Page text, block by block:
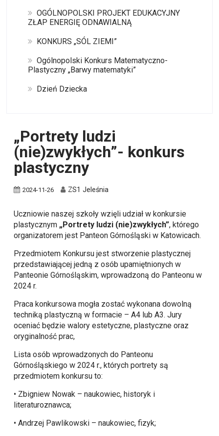
OGÓLNOPOLSKI PROJEKT EDUKACYJNY
ZŁAP ENERGIĘ ODNAWIALNĄ
KONKURS „SÓL ZIEMI”
Ogólnopolski Konkurs Matematyczno-
Plastyczny „Barwy matematyki”
Dzień Dziecka
„Portrety ludzi
(nie)zwykłych”- konkurs
plastyczny
2024-11-26 ZS1 Jeleśnia
Uczniowie naszej szkoły wzięli udział w konkursie
plastycznym „Portrety ludzi (nie)zwykłych”, którego
organizatorem jest Panteon Górnośląski w Katowicach.
Przedmiotem Konkursu jest stworzenie plastycznej
przedstawiającej jedną z osób upamiętnionych w
Panteonie Górnośląskim, wprowadzoną do Panteonu w
2024 r.
Praca konkursowa mogła zostać wykonana dowolną
techniką plastyczną w formacie – A4 lub A3. Jury
oceniać będzie walory estetyczne, plastyczne oraz
oryginalność prac,
Lista osób wprowadzonych do Panteonu
Górnośląskiego w 2024 r., których portrety są
przedmiotem konkursu to:
• Zbigniew Nowak – naukowiec, historyk i
literaturoznawca;
• Andrzej Pawlikowski – naukowiec, fizyk;